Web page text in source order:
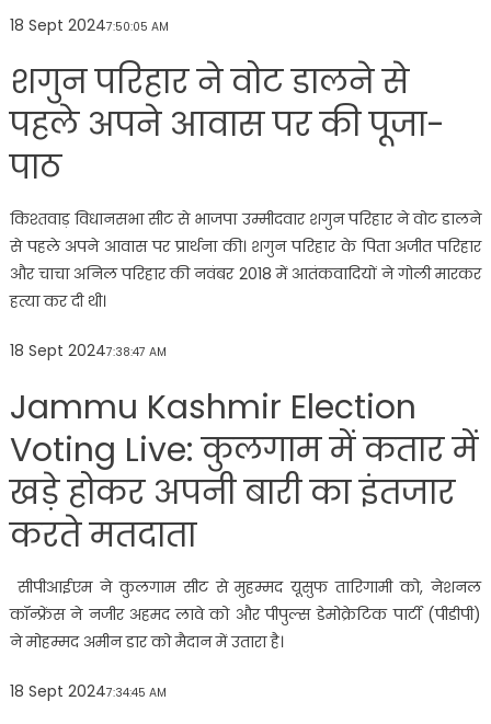
18 Sept 20247:50:05 AM
शगुन परिहार ने वोट डालने से
पहले अपने आवास पर की पूजा-
पाठ
किश्तवाड़ विधानसभा सीट से भाजपा उम्मीदवार शगुन परिहार ने वोट डालने
से पहले अपने आवास पर प्रार्थना की। शगुन परिहार के पिता अजीत परिहार
और चाचा अनिल परिहार की नवंबर 2018 में आतंकवादियों ने गोली मारकर
हत्या कर दी थी।
18 Sept 20247:38:47 AM
Jammu Kashmir Election
Voting Live: कुलगाम में कतार में
खड़े होकर अपनी बारी का इंतजार
करते मतदाता
सीपीआईएम ने कुलगाम सीट से मुहम्मद यूसुफ तारिगामी को, नेशनल
कॉन्फ्रेंस ने नजीर अहमद लावे को और पीपुल्स डेमोक्रेटिक पार्टी (पीडीपी)
ने मोहम्मद अमीन डार को मैदान में उतारा है।
18 Sept 20247:34:45 AM